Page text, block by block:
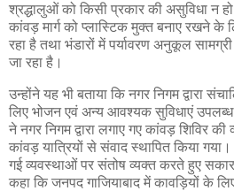
श्रद्धालुओं को किसी प्रकार की असुविधा न
कांवड़ मार्ग को प्लास्टिक मुक्त बनाए रखने के
रहा है तथा भंडारों में पर्यावरण अनुकूल
जा रहा है।
उन्होंने यह भी बताया कि नगर निगम द्वारा
लिए भोजन एवं अन्य आवश्यक सुविधाएं उपलब्ध
ने नगर निगम द्वारा लगाए गए कांवड़ शिविर
कांवड़ यात्रियों से संवाद स्थापित किया
गई व्यवस्थाओं पर संतोष व्यक्त करते हुए
कहा कि जनपद गाजियाबाद में कावड़ियों के